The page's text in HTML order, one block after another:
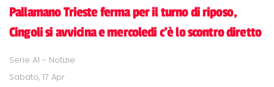
Pallamano Trieste ferma per il turno di riposo,
Cingoli si avvicina e mercoledi c'è lo scontro diretto
Serie A1 - Notizie
Sabato, 17 Apr